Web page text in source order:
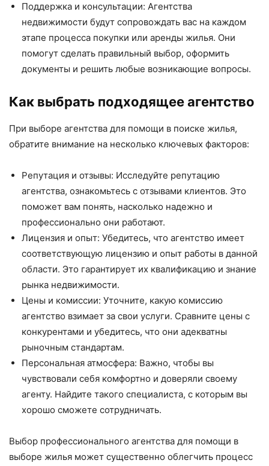
Поддержка и консультации: Агентства
недвижимости будут сопровождать вас на каждом
этапе процесса покупки или аренды жилья. Они
помогут сделать правильный выбор, оформить
документы и решить любые возникающие вопросы.
Как выбрать подходящее агентство
При выборе агентства для помощи в поиске жилья,
обратите внимание на несколько ключевых факторов:
Репутация и отзывы: Исследуйте репутацию
агентства, ознакомьтесь с отзывами клиентов. Это
поможет вам понять, насколько надежно и
профессионально они работают.
Лицензия и опыт: Убедитесь, что агентство имеет
соответствующую лицензию и опыт работы в данной
области. Это гарантирует их квалификацию и знание
рынка недвижимости.
Цены и комиссии: Уточните, какую комиссию
агентство взимает за свои услуги. Сравните цены с
конкурентами и убедитесь, что они адекватны
рыночным стандартам.
Персональная атмосфера: Важно, чтобы вы
чувствовали себя комфортно и доверяли своему
агенту. Найдите такого специалиста, с которым вы
хорошо сможете сотрудничать.
Выбор профессионального агентства для помощи в
выборе жилья может существенно облегчить процесс